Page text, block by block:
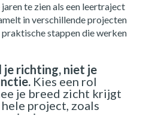
te zien als een leertraject
in verschillende projecten
stappen die werken
je richting, niet je
Kies een rol
je breed zicht krijgt
project, zoals